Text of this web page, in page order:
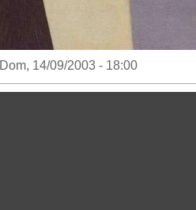
Dom, 14/09/2003 - 18:00